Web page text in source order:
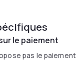
le paiement
pas le